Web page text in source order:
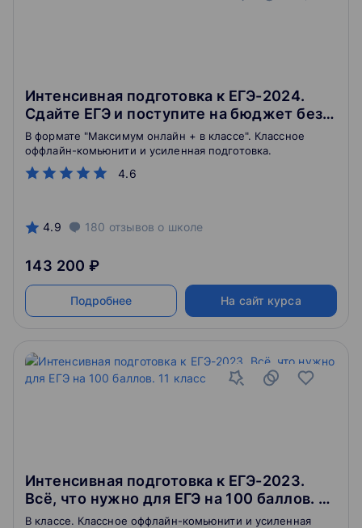
Интенсивная подготовка к ЕГЭ-2024.
Сдайте ЕГЭ и поступите на бюджет без
стресса
4.6
В формате "Максимум онлайн + в классе". Классное
оффлайн-комьюнити и усиленная подготовка.
4.9 180 отзывов о школе
143 200 ₽
Подробнее На сайт курса
Интенсивная подготовка к ЕГЭ-2023.
Всё, что нужно для ЕГЭ на 100 баллов. 11
класс
В классе. Классное оффлайн-комьюнити и усиленная